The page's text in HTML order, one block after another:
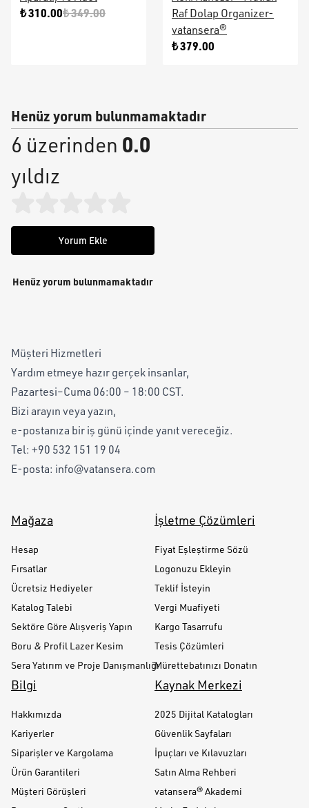
₺ 310.00₺ 349.00
Raf Dolap Organizer-
vatansera®
₺ 379.00
Henüz yorum bulunmamaktadır
6 üzerinden 0.0
yıldız
Yorum Ekle
Henüz yorum bulunmamaktadır
Müşteri Hizmetleri
Yardım etmeye hazır gerçek insanlar,
Pazartesi–Cuma 06:00 – 18:00 CST.
Bizi arayın veya yazın,
e-postanıza bir iş günü içinde yanıt vereceğiz.
Tel: +90 532 151 19 04
E-posta: info@vatansera.com
Mağaza
Hesap
Fırsatlar
Ücretsiz Hediyeler
Katalog Talebi
Sektöre Göre Alışveriş Yapın
Boru & Profil Lazer Kesim
Sera Yatırım ve Proje Danışmanlığı
İşletme Çözümleri
Fiyat Eşleştirme Sözü
Logonuzu Ekleyin
Teklif İsteyin
Vergi Muafiyeti
Kargo Tasarrufu
Tesis Çözümleri
Mürettebatınızı Donatın
Bilgi
Hakkımızda
Kariyerler
Siparişler ve Kargolama
Ürün Garantileri
Müşteri Görüşleri
Kaynak Merkezi
2025 Dijital Katalogları
Güvenlik Sayfaları
İpuçları ve Kılavuzları
Satın Alma Rehberi
vatansera® Akademi